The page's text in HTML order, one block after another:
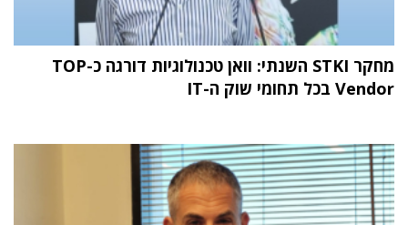
מחקר STKI השנתי: וואן טכנולוגיות דורגה כ-TOP
Vendor בכל תחומי שוק ה-IT